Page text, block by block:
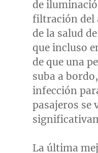
de
filtración del
de la salud
que incluso
de que una
suba a
infección
pasajeros se
La última